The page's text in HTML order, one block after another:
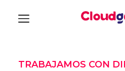
TRABAJAMOS CON